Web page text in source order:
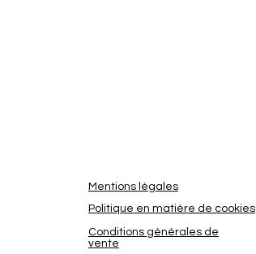
Mentions légales
Politique en matière de cookies
Conditions générales de
vente